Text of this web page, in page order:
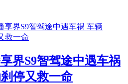
界S9智驾途中遇车祸
停又救一命